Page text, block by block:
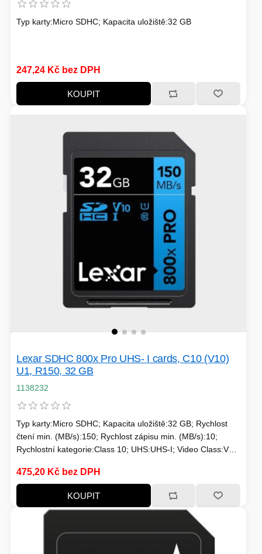
HERNÍ SVĚT
HERNÍ CASE
HERNÍ ROUTERY
BAZAR
TELEVIZE
OSTATNÍ - MOBIL
NAPÁJECÍ ZDROJ
ZVONKY
KOLOBĚŽKY
VENKOVNÍ JEDNOTKY
KONVERTORY
ADAPTÉRY USB/PCI
ŽEHLIČKY
Typ karty:Micro SDHC; Kapacita uložiště:32 GB
247,24 Kč bez DPH
KOUPIT
Lexar SDHC 800x Pro UHS- I cards, C10 (V10)
U1, R150, 32 GB
1138232
Typ karty:Micro SDHC; Kapacita uložiště:32 GB; Rychlost
čtení min. (MB/s):150; Rychlost zápisu min. (MB/s):10;
Rychlostní kategorie:Class 10; UHS:UHS-I; Video Class:V10;
475,20 Kč bez DPH
KOUPIT